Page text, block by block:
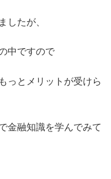
したが、
中ですので
っとメリットが受けら
金融知識を学んでみて